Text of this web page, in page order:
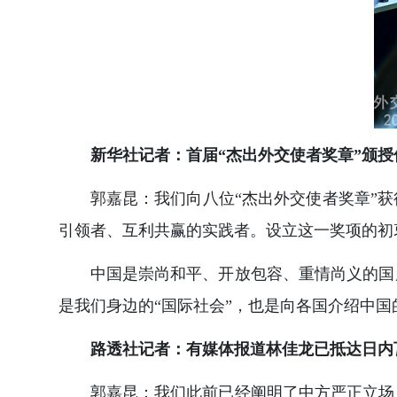
新华社记者：首届“杰出外交使者奖章”颁
郭嘉昆：我们向八位“杰出外交使者奖章”
引领者、互利共赢的实践者。设立这一奖项的
中国是崇尚和平、开放包容、重情尚义的
是我们身边的“国际社会”，也是向各国介绍中
路透社记者：有媒体报道林佳龙已抵达日
郭嘉昆：我们此前已经阐明了中方严正立